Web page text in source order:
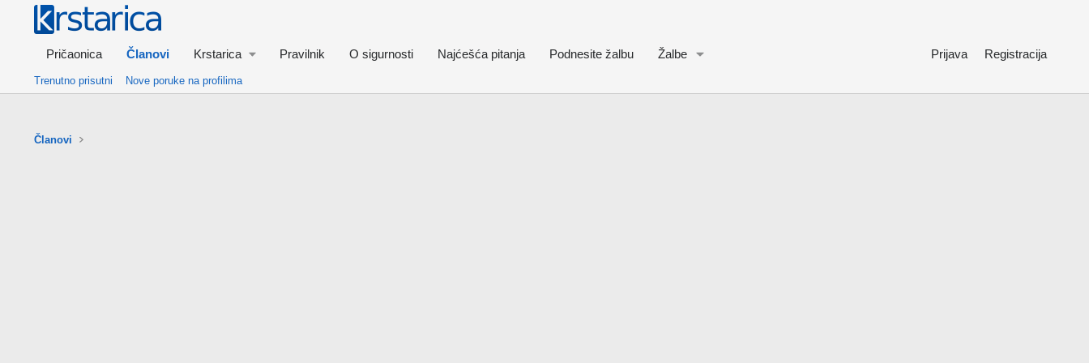
Pričaonica Članovi Krstarica Pravilnik O sigurnosti Najćešća pitanja Podnesite žalbu Žalbe Prijava Registracija
Trenutno prisutni Nove poruke na profilima
Članovi